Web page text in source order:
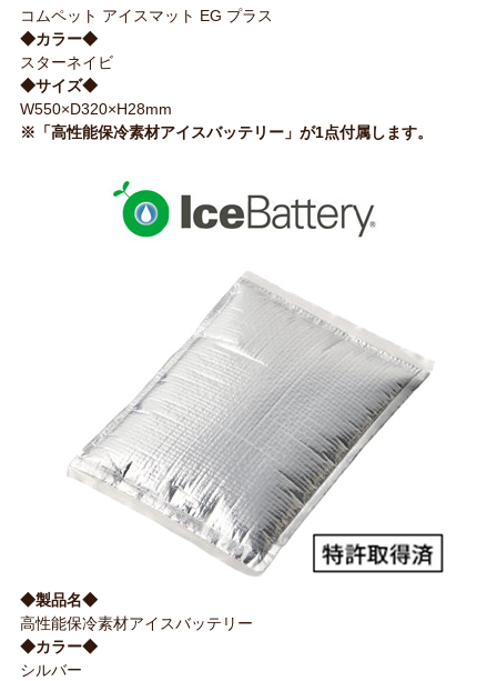
コムペット アイスマット EG プラス
◆カラー◆
スターネイビ
◆サイズ◆
W550×D320×H28mm
※「高性能保冷素材アイスバッテリー」が1点付属します。
◆製品名◆
高性能保冷素材アイスバッテリー
◆カラー◆
シルバー